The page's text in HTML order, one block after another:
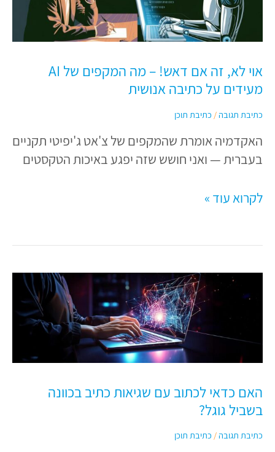
אוי לא, זה אם דאש! – מה המקפים של AI
מעידים על כתיבה אנושית
כתיבת תגובה/ כתיבת תוכן
האקדמיה אומרת שהמקפים של צ'אט ג'יפיטי תקניים
בעברית — ואני חושש שזה יפגע באיכות הטקסטים
דאש!
מה
המקפים
מעידים
על
אנושית
לקרוא עוד »
האם כדאי לכתוב עם שגיאות כתיב בכוונה
בשביל גוגל?
כתיבת תגובה/ כתיבת תוכן
כדאי
שגיאות
בכוונה
בשביל